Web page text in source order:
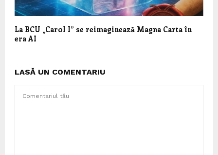
La BCU „Carol I” se reimaginează Magna Carta în
era AI
LASĂ UN COMENTARIU